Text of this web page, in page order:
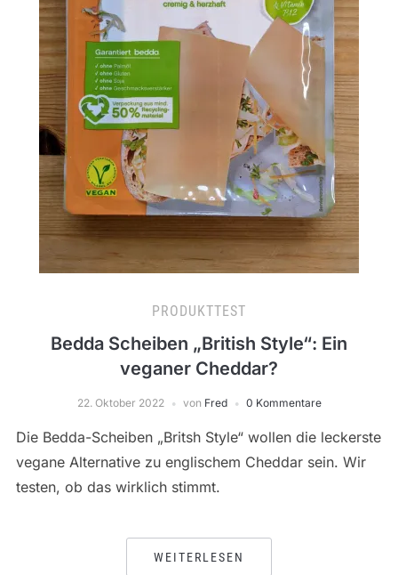
PRODUKTTEST
Bedda Scheiben „British Style“: Ein
veganer Cheddar?
22. Oktober 2022 von Fred 0 Kommentare
Die Bedda-Scheiben „Britsh Style“ wollen die leckerste
vegane Alternative zu englischem Cheddar sein. Wir
testen, ob das wirklich stimmt.
WEITERLESEN